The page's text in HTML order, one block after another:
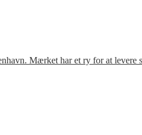
Mærket har et ry for at